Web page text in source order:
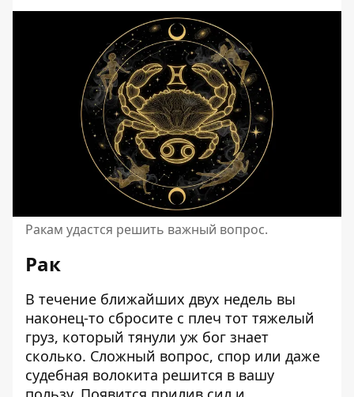
Ракам удастся решить важный вопрос.
Рак
В течение ближайших двух недель вы
наконец-то сбросите с плеч тот тяжелый
груз, который тянули уж бог знает
сколько. Сложный вопрос, спор или даже
судебная волокита решится в вашу